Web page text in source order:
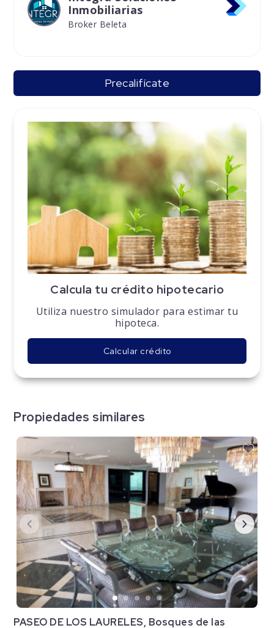
Inmobiliarias
Broker Beleta
Precalifícate
Calcula tu crédito hipotecario
Utiliza nuestro simulador para estimar tu
hipoteca.
Calcular crédito
Propiedades similares
PASEO DE LOS LAURELES, Bosques de las